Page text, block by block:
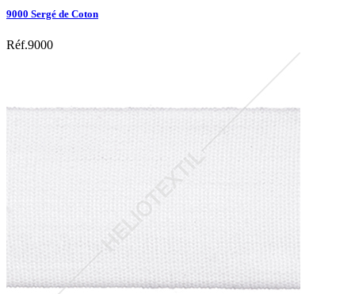
9000 Sergé de Coton
Réf.9000